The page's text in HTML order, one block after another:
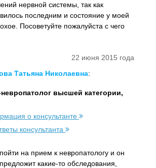
нервной системы, так как
последним и состояние у моей
Посоветуйте пожалуйста с чего
22 июня 2015 года
Татьяна Николаевна:
высшей категории,
о консультанте
консультанта
на прием к невропатологу и он
какие-то обследования,